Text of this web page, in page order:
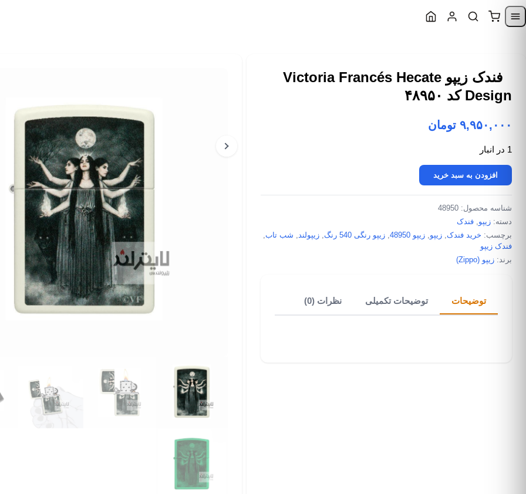
Skip to navigation
فندک زیپو Victoria Francés Hecate
Design کد ۴۸۹۵۰
۹,۹۵۰,۰۰۰ تومان
1 در انبار
فندک زیپو Victoria Francés Hecate Design کد 48950 عدد
افزودن به سبد خرید
شناسه محصول: 48950
دسته: زیپو فندک
برچسب: خرید فندک زیپو زیپو 48950 زیپو رنگی 540 رنگ زیپولند شب تاب
فندک زیپو
برند: زیپو (Zippo)
توضیحات توضیحات تکمیلی نظرات (0)